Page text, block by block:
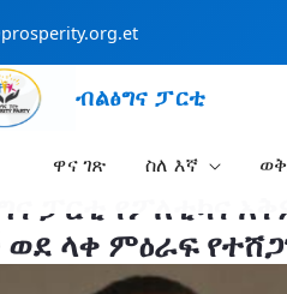
ብልፅግና ፓርቲ
ዋና ገጽ ስለ እኛ
ፓርቲ የፖለቲካና
ላቀ ምዕራፍ